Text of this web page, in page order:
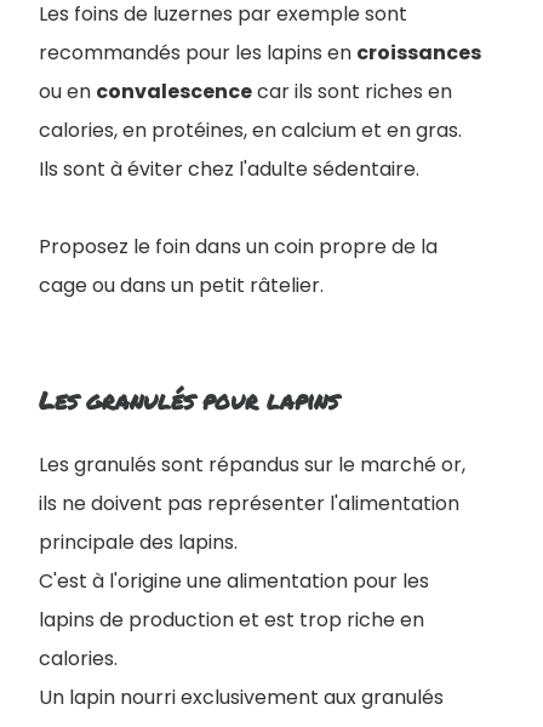
Les foins de luzernes par exemple sont
recommandés pour les lapins en croissances
ou en convalescencecar ils sont riches en
calories, en protéines, en calcium et en gras.
Ils sont à éviter chez l'adulte sédentaire.
Proposez le foin dans un coin propre de la
cage ou dans un petit râtelier.
Les granulés pour lapins
Les granulés sont répandus sur le marché or,
ils ne doivent pas représenter l'alimentation
principale des lapins.
C'est à l'origine une alimentation pour les
lapins de production et est trop riche en
calories.
Un lapin nourri exclusivement aux granulés